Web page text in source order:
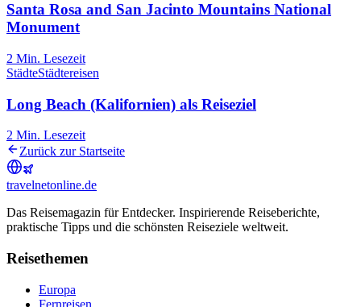
Santa Rosa and San Jacinto Mountains National
Monument
2 Min. Lesezeit
StädteStädtereisen
Long Beach (Kalifornien) als Reiseziel
2 Min. Lesezeit
Zurück zur Startseite
travelnetonline.de
Das Reisemagazin für Entdecker. Inspirierende Reiseberichte,
praktische Tipps und die schönsten Reiseziele weltweit.
Reisethemen
Europa
Fernreisen